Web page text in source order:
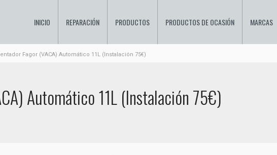
INICIO REPARACIÓN PRODUCTOS PRODUCTOS DE OCASIÓN MARCAS
Fagor (VACA) Automático 11L (Instalación 75€)
Automático 11L (Instalación 75€)